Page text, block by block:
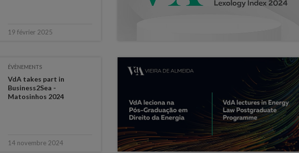
19 février 2025
ÉVÈNEMENTS
VdA takes part in
Business2Sea -
Matosinhos 2024
14 novembre 2024